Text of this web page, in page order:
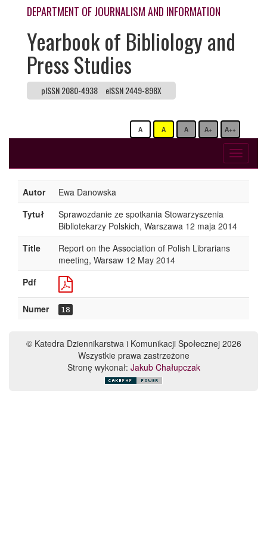
DEPARTMENT OF JOURNALISM AND INFORMATION
Yearbook of Bibliology and
Press Studies
pISSN 2080-4938 eISSN 2449-898X
A A A A+ A++
Toggle
Autor
Ewa Danowska
Tytuł
Sprawozdanie ze spotkania Stowarzyszenia
Bibliotekarzy Polskich, Warszawa 12 maja 2014
Title
Report on the Association of Polish Librarians
meeting, Warsaw 12 May 2014
Pdf
Numer 18
© Katedra Dziennikarstwa i Komunikacji Społecznej 2026
Wszystkie prawa zastrzeżone
Stronę wykonał: Jakub Chałupczak